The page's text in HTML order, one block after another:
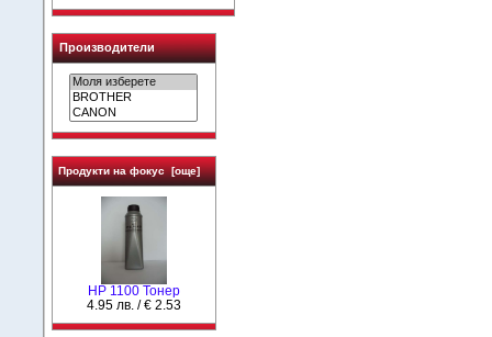
Производители
Продукти на фокус [още]
HP 1100 Тонер
4.95 лв. / € 2.53